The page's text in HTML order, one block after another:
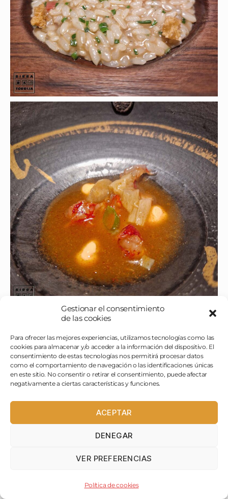
Gestionar el consentimiento
de las cookies
Para ofrecer las mejores experiencias, utilizamos tecnologías como las
cookies para almacenar y/o acceder a la información del dispositivo. El
consentimiento de estas tecnologías nos permitirá procesar datos
como el comportamiento de navegación o las identificaciones únicas
en este sitio. No consentir o retirar el consentimiento, puede afectar
negativamente a ciertas características y funciones.
ACEPTAR
DENEGAR
VER PREFERENCIAS
Política de cookies
NEGRA Y ESPINACA
La pobre codorniz, bueno… lo que queda
de ella, viene bien atada dentro de un
bloque de sal en donde se ha cocinado
lentamente. La presentan, la retiran y
nos la devuelven con sus mejores galas,
dejémonos de tontadas, hay que